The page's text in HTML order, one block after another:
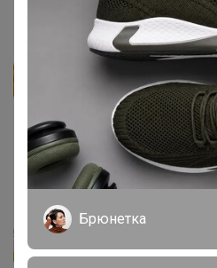
Брюнетка